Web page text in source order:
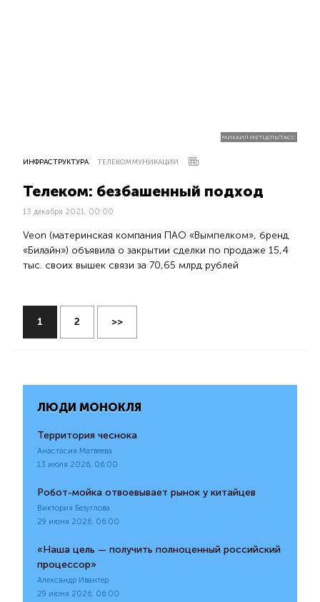
МИХАИЛ МЕТЦЕЛЬ/ТАСС
ИНФРАСТРУКТУРА ТЕЛЕКОММУНИКАЦИИ
Телеком: безбашенный подход
13 декабря 2021, 00:00
Veon (материнская компания ПАО «Вымпелком», бренд
«Билайн») объявила о закрытии сделки по продаже 15,4
тыс. своих вышек связи за 70,65 млрд рублей
1 2 >>
ЛЮДИ МОНОКЛЯ
Территория чеснока
Анастасия Матвеева
13 июля 2026, 06:00
Робот-мойка отвоевывает рынок у китайцев
Виктория Безуглова
29 июня 2026, 06:00
«Наша цель — получить полноценный российский
процессор»
Александр Ивантер
29 июня 2026, 06:00